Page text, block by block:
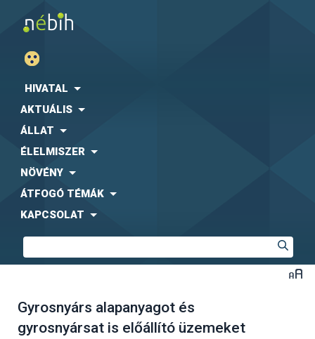
HIVATAL
AKTUÁLIS
ÁLLAT
ÉLELMISZER
NÖVÉNY
ÁTFOGÓ TÉMÁK
KAPCSOLAT
Gyrosnyárs alapanyagot és
gyrosnyársat is előállító üzemeket